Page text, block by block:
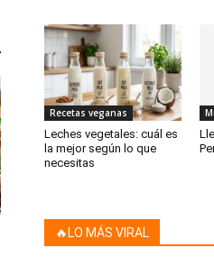
Recetas veganas
Leches vegetales: cuál es
la mejor según lo que
necesitas
🔥LO MÁS VIRAL